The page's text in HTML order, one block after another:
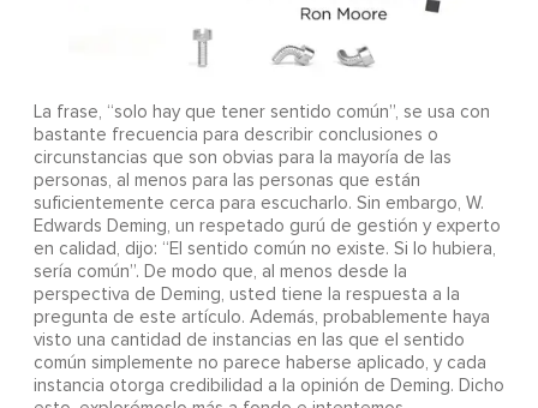
La frase, “solo hay que tener sentido común”, se usa con
bastante frecuencia para describir conclusiones o
circunstancias que son obvias para la mayoría de las
personas, al menos para las personas que están
suficientemente cerca para escucharlo. Sin embargo, W.
Edwards Deming, un respetado gurú de gestión y experto
en calidad, dijo: “El sentido común no existe. Si lo hubiera,
sería común”. De modo que, al menos desde la
perspectiva de Deming, usted tiene la respuesta a la
pregunta de este artículo. Además, probablemente haya
visto una cantidad de instancias en las que el sentido
común simplemente no parece haberse aplicado, y cada
instancia otorga credibilidad a la opinión de Deming. Dicho